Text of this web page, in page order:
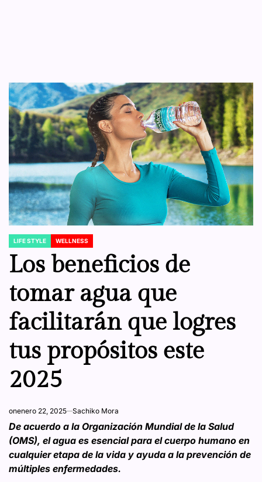
POSTED
IN
LIFE STYLE WELLNESS
Los beneficios de
tomar agua que
facilitarán que logres
tus propósitos este
2025
onenero 22, 2025 Sachiko Mora
De acuerdo a la Organización Mundial de la Salud
(OMS), el agua es esencial para el cuerpo humano en
cualquier etapa de la vida y ayuda a la prevención de
múltiples enfermedades.